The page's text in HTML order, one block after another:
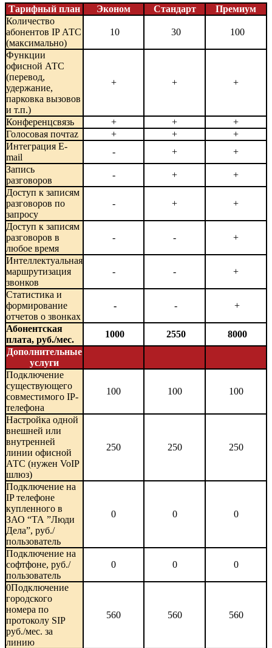
Тарифный план
Эконом Стандарт
Премиум
Количество
абонентов IP АТС
(максимально)
10 30 100
Функции
офисной АТС
(перевод,
удержание,
парковка вызовов
и т.п.)
+ + +
Конференцсвязь + +
+
Голосовая почтаz
+ +
+
Интеграция E-
mail
- +
+
Запись
разговоров
- +
+
Доступ к записям
разговоров по
запросу
- + +
Доступ к записям
разговоров в
любое время
- - +
Интеллектуальная
маршрутизация
звонков
- - +
Статистика и
формирование
отчетов о звонках
- - +
Абонентская
плата, руб./мес.
1000 2550
8000
Дополнительные
услуги
Подключение
существующего
совместимого IP-
телефона
100 100 100
Настройка одной
внешней или
внутренней
линии офисной
АТС (нужен VoIP
шлюз)
250 250 250
Подключение на
IP телефоне
купленного в
ЗАО “ТА ”Люди
Дела”, руб./
пользователь
0 0 0
Подключение на
софтфоне, руб./
пользователь
0 0 0
0Подключение
городского
номера по
протоколу SIP
руб./мес. за
линию
560 560 560